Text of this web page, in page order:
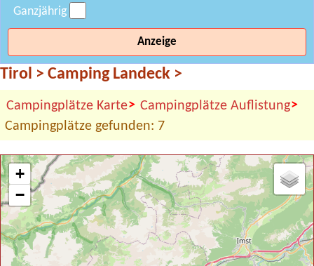
Ganzjährig
Anzeige
Tirol > Camping Landeck >
Campingplätze Karte> Campingplätze Auflistung>
Campingplätze gefunden: 7
+
−